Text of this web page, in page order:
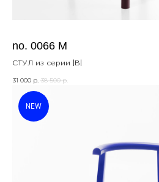
no. 0066 M
СТУЛ из серии |B|
31 000 р. 38 500 р.
NEW